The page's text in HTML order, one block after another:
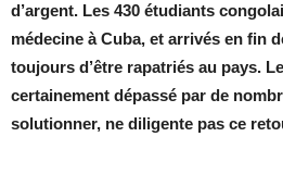
d’argent. Les 430 étudiants
médecine à Cuba, et arrivés en fin
toujours d’être rapatriés au pays.
certainement dépassé par de
solutionner, ne diligente pas ce